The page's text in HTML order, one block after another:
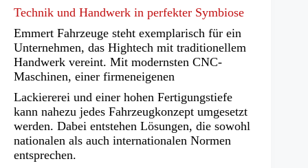
Technik und Handwerk in perfekter Symbiose
Emmert Fahrzeuge steht exemplarisch für ein
Unternehmen, das Hightech mit traditionellem
Handwerk vereint. Mit modernsten CNC-
Maschinen, einer firmeneigenen
Lackiererei und einer hohen Fertigungstiefe
kann nahezu jedes Fahrzeugkonzept umgesetzt
werden. Dabei entstehen Lösungen, die sowohl
nationalen als auch internationalen Normen
entsprechen.